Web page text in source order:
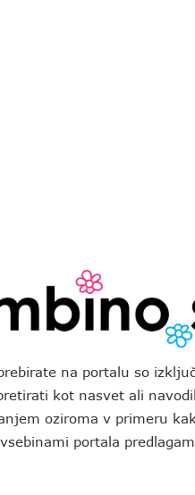
na portalu so
kot nasvet ali
oziroma v primeru
portala